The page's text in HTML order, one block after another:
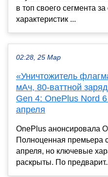
в топ своего сегмента
характеристик ...
02:28, 25 Мар
«Уничтожитель
мАч, 80-ваттной
Gen 4: OnePlus Nord
апреля
OnePlus анонсировала
Полноценная премьера
апреля, но ключевые
раскрыты. По